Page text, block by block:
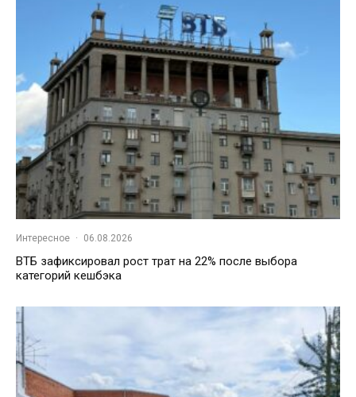
Интересное · 06.08.2026
ВТБ зафиксировал рост трат на 22% после выбора
категорий кешбэка